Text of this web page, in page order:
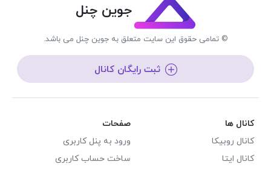
جوین چنل
© تمامی حقوق این سایت متعلق به جوین چنل می باشد.
ثبت رایگان کانال
کانال ها
کانال روبیکا
کانال ایتا
صفحات
ورود به پنل کاربری
ساخت حساب کاربری